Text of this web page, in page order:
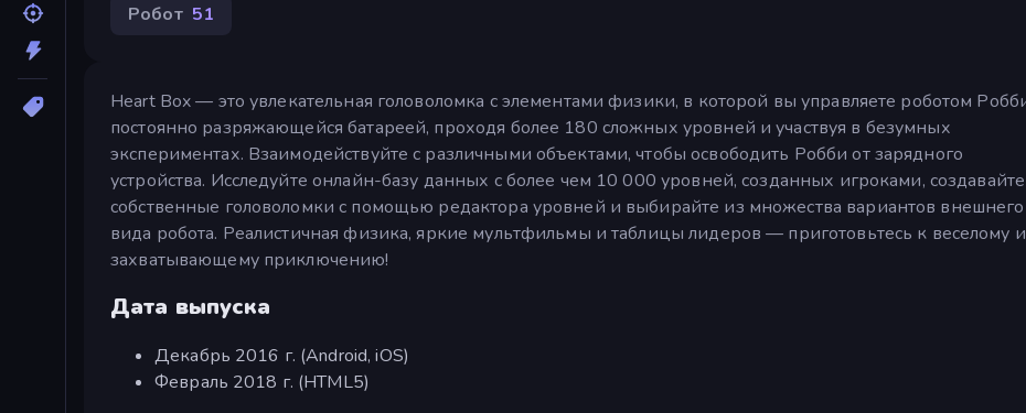
Робот 51
Heart Box — это увлекательная головоломка с элементами физики, в которой вы управляете роботом
постоянно разряжающейся батареей, проходя более 180 сложных уровней и участвуя в безумных
экспериментах. Взаимодействуйте с различными объектами, чтобы освободить Робби от зарядного
устройства. Исследуйте онлайн-базу данных с более чем 10 000 уровней, созданных игроками, создавайте
собственные головоломки с помощью редактора уровней и выбирайте из множества вариантов внешнего
вида робота. Реалистичная физика, яркие мультфильмы и таблицы лидеров — приготовьтесь к веселому и
захватывающему приключению!
Дата выпуска
Декабрь 2016 г. (Android, iOS)
Февраль 2018 г. (HTML5)